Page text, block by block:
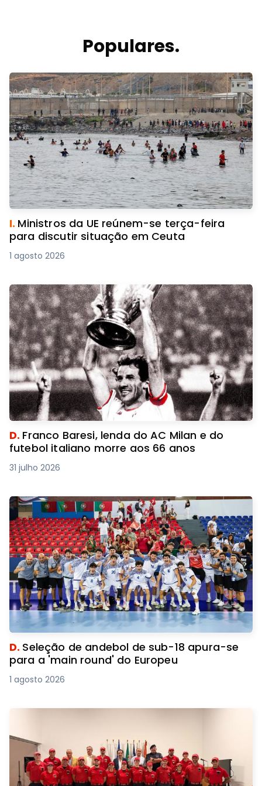
Populares.
I. Ministros da UE reúnem-se terça-feira
para discutir situação em Ceuta
1 agosto 2026
D. Franco Baresi, lenda do AC Milan e do
futebol italiano morre aos 66 anos
31 julho 2026
D. Seleção de andebol de sub-18 apura-se
para a 'main round' do Europeu
1 agosto 2026